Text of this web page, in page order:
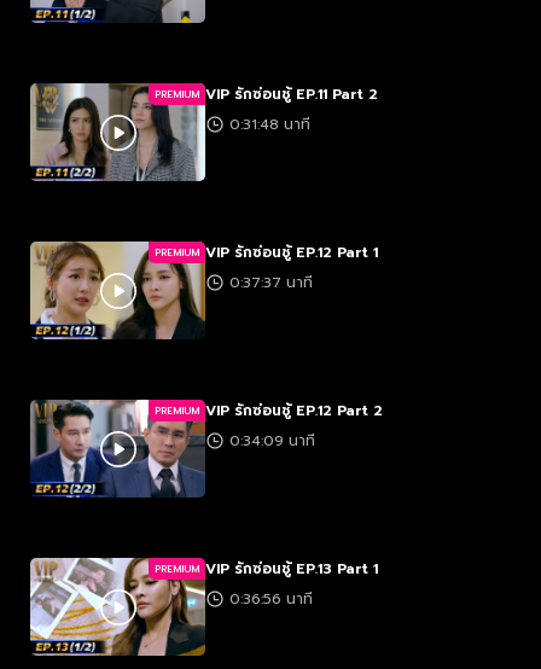
PREMIUM VIP รักซ่อนชู้ EP.11 Part 2
0:31:48 นาที
PREMIUM VIP รักซ่อนชู้ EP.12 Part 1
0:37:37 นาที
PREMIUM VIP รักซ่อนชู้ EP.12 Part 2
0:34:09 นาที
PREMIUM VIP รักซ่อนชู้ EP.13 Part 1
0:36:56 นาที